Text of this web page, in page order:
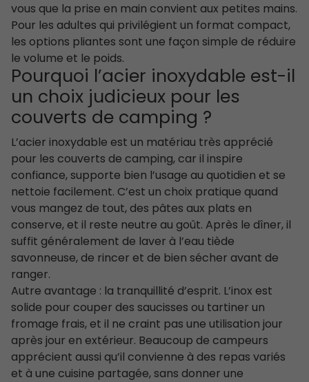
vous que la prise en main convient aux petites mains.
Pour les adultes qui privilégient un format compact,
les options pliantes sont une façon simple de réduire
le volume et le poids.
Pourquoi l’acier inoxydable est-il
un choix judicieux pour les
couverts de camping ?
L’acier inoxydable est un matériau très apprécié
pour les couverts de camping, car il inspire
confiance, supporte bien l’usage au quotidien et se
nettoie facilement. C’est un choix pratique quand
vous mangez de tout, des pâtes aux plats en
conserve, et il reste neutre au goût. Après le dîner, il
suffit généralement de laver à l’eau tiède
savonneuse, de rincer et de bien sécher avant de
ranger.
Autre avantage : la tranquillité d’esprit. L’inox est
solide pour couper des saucisses ou tartiner un
fromage frais, et il ne craint pas une utilisation jour
après jour en extérieur. Beaucoup de campeurs
apprécient aussi qu’il convienne à des repas variés
et à une cuisine partagée, sans donner une